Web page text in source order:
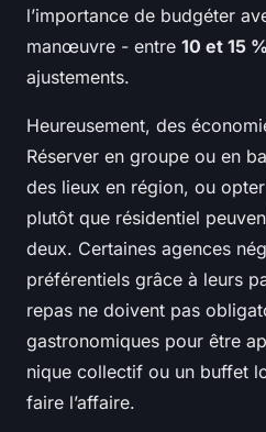
l’importance de budgéter
manœuvre - entre 10 et 15 %
ajustements.
Heureusement, des
Réserver en groupe ou en
des lieux en région, ou
plutôt que résidentiel
deux. Certaines agences
préférentiels grâce à leurs
repas ne doivent pas
gastronomiques pour être
nique collectif ou un buffet
faire l’affaire.